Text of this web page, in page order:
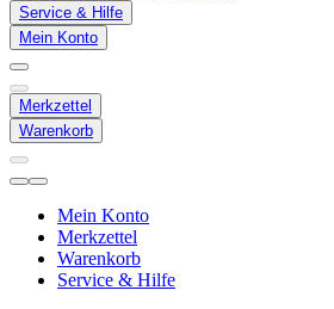
Service & Hilfe
Mein Konto
Merkzettel
Warenkorb
Mein Konto
Merkzettel
Warenkorb
Service & Hilfe